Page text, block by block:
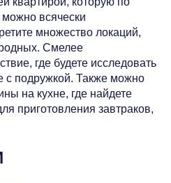
всячески
множество локаций,
Смелее
где будете исследовать
с подружкой. Также можно
на кухне, где найдете
приготовления завтраков,